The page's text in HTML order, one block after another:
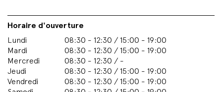
Horaire d'ouverture
Lundi
08:30 - 12:30 / 15:00 - 19:00
Mardi
08:30 - 12:30 / 15:00 - 19:00
Mercredi
08:30 - 12:30 / -
Jeudi
08:30 - 12:30 / 15:00 - 19:00
Vendredi
08:30 - 12:30 / 15:00 - 19:00